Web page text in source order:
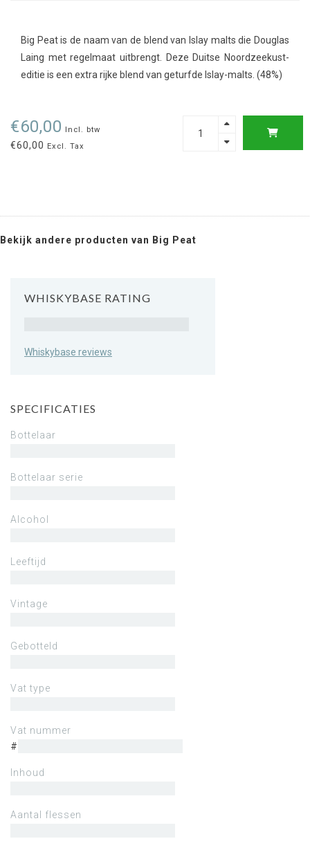
Big Peat is de naam van de blend van Islay malts die Douglas
Laing met regelmaat uitbrengt. Deze Duitse Noordzeekust-
editie is een extra rijke blend van geturfde Islay-malts. (48%)
€60,00 Incl. btw
€60,00 Excl. Tax
Bekijk andere producten van Big Peat
WHISKYBASE RATING
Whiskybase reviews
SPECIFICATIES
Bottelaar
Bottelaar serie
Alcohol
Leeftijd
Vintage
Gebotteld
Vat type
Vat nummer
#
Inhoud
Aantal flessen